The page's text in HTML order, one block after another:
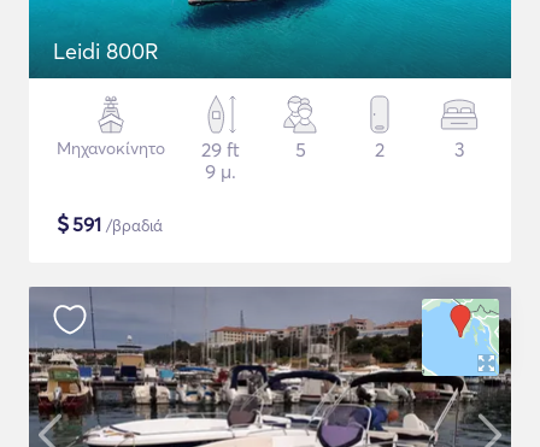
Leidi 800R
Μηχανοκίνητο
29 ft
9 μ.
5 2 3
$591 /βραδιά